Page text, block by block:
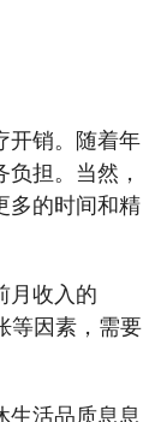
开销。随着年
担。当然，
多的时间和精
月收入的
等因素，需要
生活品质息息